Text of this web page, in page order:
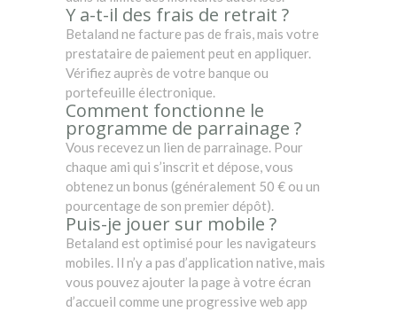
Y a-t-il des frais de retrait ?
Betaland ne facture pas de frais, mais votre
prestataire de paiement peut en appliquer.
Vérifiez auprès de votre banque ou
portefeuille électronique.
Comment fonctionne le
programme de parrainage ?
Vous recevez un lien de parrainage. Pour
chaque ami qui s’inscrit et dépose, vous
obtenez un bonus (généralement 50 € ou un
pourcentage de son premier dépôt).
Puis-je jouer sur mobile ?
Betaland est optimisé pour les navigateurs
mobiles. Il n’y a pas d’application native, mais
vous pouvez ajouter la page à votre écran
d’accueil comme une progressive web app